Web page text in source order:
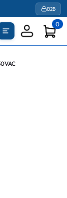
B2B
0